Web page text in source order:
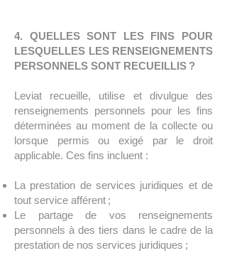
4. QUELLES SONT LES FINS POUR
LESQUELLES LES RENSEIGNEMENTS
PERSONNELS SONT RECUEILLIS ?
Leviat recueille, utilise et divulgue des
renseignements personnels pour les fins
déterminées au moment de la collecte ou
lorsque permis ou exigé par le droit
applicable. Ces fins incluent :
La prestation de services juridiques et de
tout service afférent ;
Le partage de vos renseignements
personnels à des tiers dans le cadre de la
prestation de nos services juridiques ;